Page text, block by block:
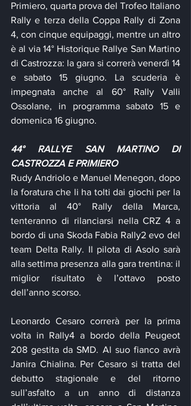
Primiero, quarta prova del Trofeo Italiano
Rally e terza della Coppa Rally di Zona
4, con cinque equipaggi, mentre un altro
è al via 14° Historique Rallye San Martino
di Castrozza: la gara si correrà venerdì 14
e sabato 15 giugno. La scuderia è
impegnata anche al 60° Rally Valli
Ossolane, in programma sabato 15 e
domenica 16 giugno.
44° RALLYE SAN MARTINO DI
CASTROZZA E PRIMIERO
Rudy Andriolo e Manuel Menegon, dopo
la foratura che li ha tolti dai giochi per la
vittoria al 40° Rally della Marca,
tenteranno di rilanciarsi nella CRZ 4 a
bordo di una Skoda Fabia Rally2 evo del
team Delta Rally. Il pilota di Asolo sarà
alla settima presenza alla gara trentina: il
miglior risultato è l’ottavo posto
dell’anno scorso.
Leonardo Cesaro correrà per la prima
volta in Rally4 a bordo della Peugeot
208 gestita da SMD. Al suo fianco avrà
Janira Chialina. Per Cesaro si tratta del
debutto stagionale e del ritorno
sull’asfalto a un anno di distanza